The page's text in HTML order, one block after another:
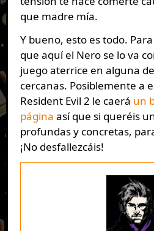
que madre mía.
Y bueno, esto es todo.
que aquí el Nero se lo va
juego aterrice en alguna
cercanas. Posiblemente a
Resident Evil 2 le caerá un
página así que si queréis
profundas y concretas,
¡No desfallezcáis!